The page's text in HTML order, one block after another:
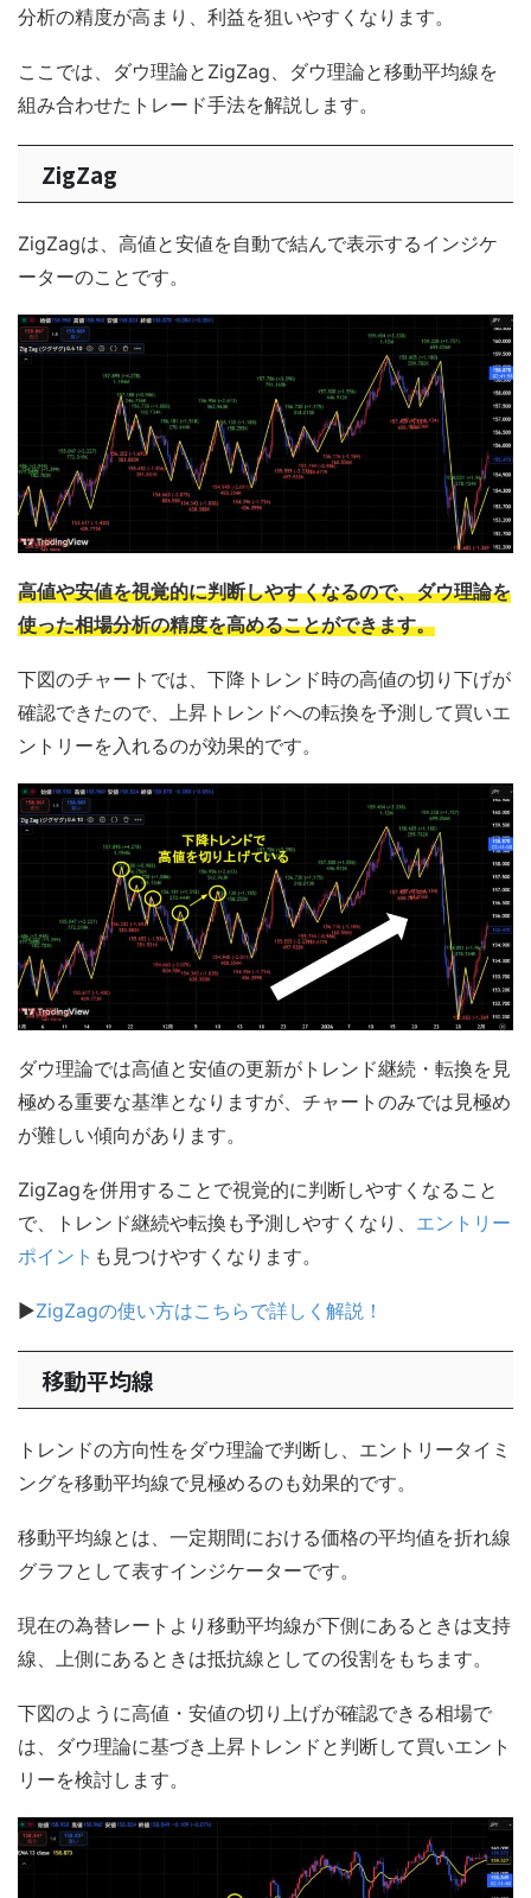
分析の精度が高まり、利益を狙いやすくなります。
ここでは、ダウ理論とZigZag、ダウ理論と移動平均線を
組み合わせたトレード手法を解説します。
ZigZag
ZigZagは、高値と安値を自動で結んで表示するインジケ
ーターのことです。
高値や安値を視覚的に判断しやすくなるので、ダウ理論を
使った相場分析の精度を高めることができます。
下図のチャートでは、下降トレンド時の高値の切り下げが
確認できたので、上昇トレンドへの転換を予測して買いエ
ントリーを入れるのが効果的です。
ダウ理論では高値と安値の更新がトレンド継続・転換を見
極める重要な基準となりますが、チャートのみでは見極め
が難しい傾向があります。
ZigZagを併用することで視覚的に判断しやすくなること
で、トレンド継続や転換も予測しやすくなり、 エントリー
ポイント も見つけやすくなります。
▶ZigZagの使い方はこちらで詳しく解説！
移動平均線
トレンドの方向性をダウ理論で判断し、エントリータイミ
ングを移動平均線で見極めるのも効果的です。
移動平均線とは、一定期間における価格の平均値を折れ線
グラフとして表すインジケーターです。
現在の為替レートより移動平均線が下側にあるときは支持
線、上側にあるときは抵抗線としての役割をもちます。
下図のように高値・安値の切り上げが確認できる相場で
は、ダウ理論に基づき上昇トレンドと判断して買いエント
リーを検討します。